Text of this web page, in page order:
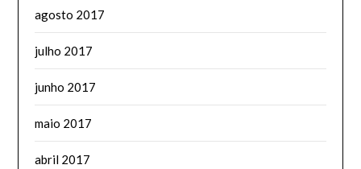
agosto 2017
julho 2017
junho 2017
maio 2017
abril 2017